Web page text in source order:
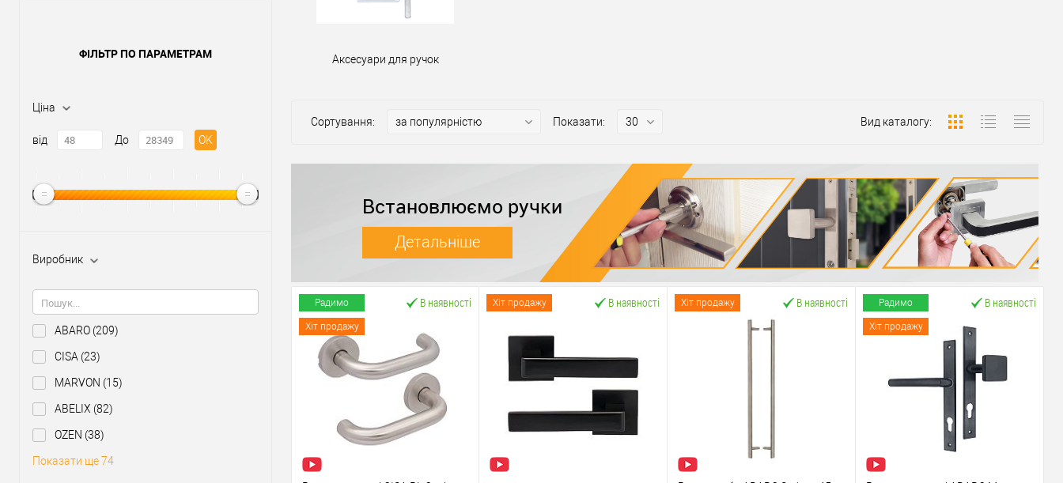
ФІЛЬТР ПО ПАРАМЕТРАМ
Ціна
від До OK
Виробник
ABARO (209)
CISA (23)
MARVON (15)
ABELIX (82)
OZEN (38)
Показати ще 74
Аксесуари для ручок
Сортування: Показати: Вид каталогу:
Встановлюємо ручки
Детальніше
Радимо
Хіт продажу
В наявності Хіт продажу В наявності Хіт продажу В наявності Радимо
Хіт продажу
В наявності